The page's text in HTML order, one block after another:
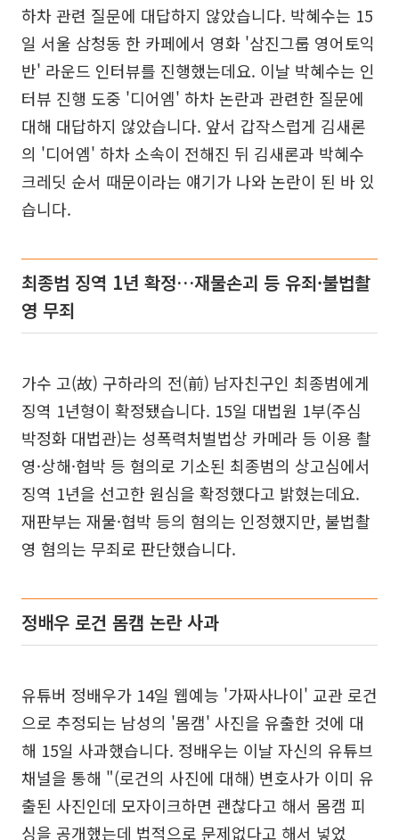
하차 관련 질문에 대답하지 않았습니다. 박혜수는 15
일 서울 삼청동 한 카페에서 영화 '삼진그룹 영어토익
반' 라운드 인터뷰를 진행했는데요. 이날 박혜수는 인
터뷰 진행 도중 '디어엠' 하차 논란과 관련한 질문에
대해 대답하지 않았습니다. 앞서 갑작스럽게 김새론
의 '디어엠' 하차 소속이 전해진 뒤 김새론과 박혜수
크레딧 순서 때문이라는 얘기가 나와 논란이 된 바 있
습니다.
최종범 징역 1년 확정…재물손괴 등 유죄·불법촬
영 무죄
가수 고(故) 구하라의 전(前) 남자친구인 최종범에게
징역 1년형이 확정됐습니다. 15일 대법원 1부(주심
박정화 대법관)는 성폭력처벌법상 카메라 등 이용 촬
영·상해·협박 등 혐의로 기소된 최종범의 상고심에서
징역 1년을 선고한 원심을 확정했다고 밝혔는데요.
재판부는 재물·협박 등의 혐의는 인정했지만, 불법촬
영 혐의는 무죄로 판단했습니다.
정배우 로건 몸캠 논란 사과
유튜버 정배우가 14일 웹예능 '가짜사나이' 교관 로건
으로 추정되는 남성의 '몸캠' 사진을 유출한 것에 대
해 15일 사과했습니다. 정배우는 이날 자신의 유튜브
채널을 통해 "(로건의 사진에 대해) 변호사가 이미 유
출된 사진인데 모자이크하면 괜찮다고 해서 몸캠 피
싱을 공개했는데 법적으로 문제없다고 해서 넣었